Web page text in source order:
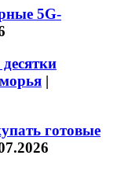
5G-
|
готовые